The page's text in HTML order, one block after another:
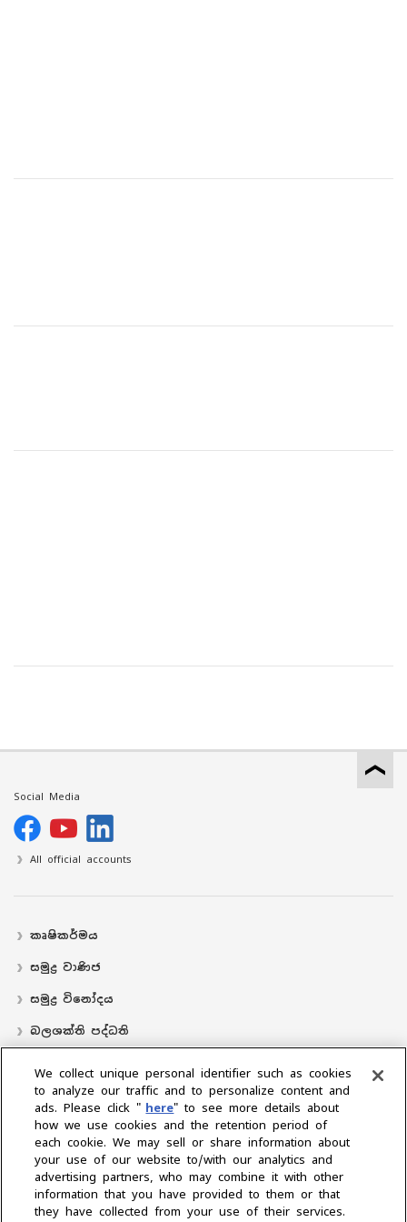
Social Media
All official accounts
කෘෂිකර්මය
සමුද්‍ර වාණිජ
සමුද්‍ර විනෝදය
බලශක්ති පද්ධති
බෙදාහරින්නාගේ ස්ථානය
සහාය
අප ගැන
ජනාධිපතිගේ පණිවිඩය අපේ මෙහෙවර
ව්‍යාපාරික ප්‍රදේශ
තාක්ෂණය
සමාගම් පැතිකඩ CSR / පරිසරය
We collect unique personal identifier such as cookies
to analyze our traffic and to personalize content and
ads. Please click " here" to see more details about
how we use cookies and the retention period of
each cookie. We may sell or share information about
your use of our website to/with our analytics and
advertising partners, who may combine it with other
information that you have provided to them or that
they have collected from your use of their services.